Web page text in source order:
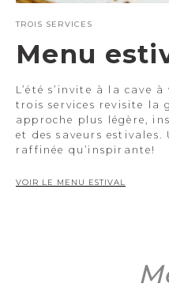
TROIS SERVICES
Menu
L’été s’invite à la cave
trois services revisite la
approche plus légère,
et des saveurs estivales.
raffinée qu’inspirante!
VOIR LE MENU ESTIVAL